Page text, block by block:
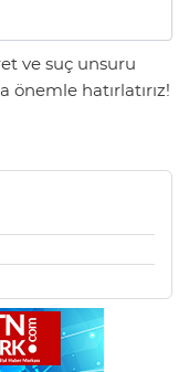
ve suç unsuru
hatırlatırız!